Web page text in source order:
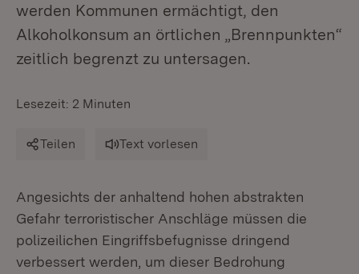
werden Kommunen ermächtigt, den
Alkoholkonsum an örtlichen „Brennpunkten“
zeitlich begrenzt zu untersagen.
Lesezeit: 2 Minuten
Teilen Text vorlesen
Angesichts der anhaltend hohen abstrakten
Gefahr terroristischer Anschläge müssen die
polizeilichen Eingriffsbefugnisse dringend
verbessert werden, um dieser Bedrohung